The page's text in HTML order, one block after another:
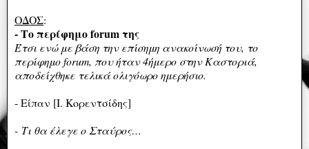
ΟΔΟΣ:
- Το περίφημο forum της
Έτσι ενώ με βάση την επίσημη ανακοίνωσή του, το
περίφημο forum, που ήταν 4ήμερο στην Καστοριά,
αποδείχθηκε τελικά ολιγόωρο ημερήσιο.
- Είπαν [Ι. Κορεντσίδης]
- Τι θα έλεγε ο Σταύρος…